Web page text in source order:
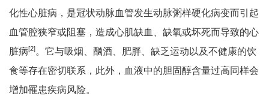
化性心脏病，是冠状动脉血管发生动脉粥样硬化病变而引起
血管腔狭窄或阻塞，造成心肌缺血、缺氧或坏死而导致的心
脏病[2] 。它与吸烟、酗酒、肥胖、缺乏运动以及不健康的饮
食等存在密切联系，此外，血液中的胆固醇含量过高同样会
增加罹患疾病风险。